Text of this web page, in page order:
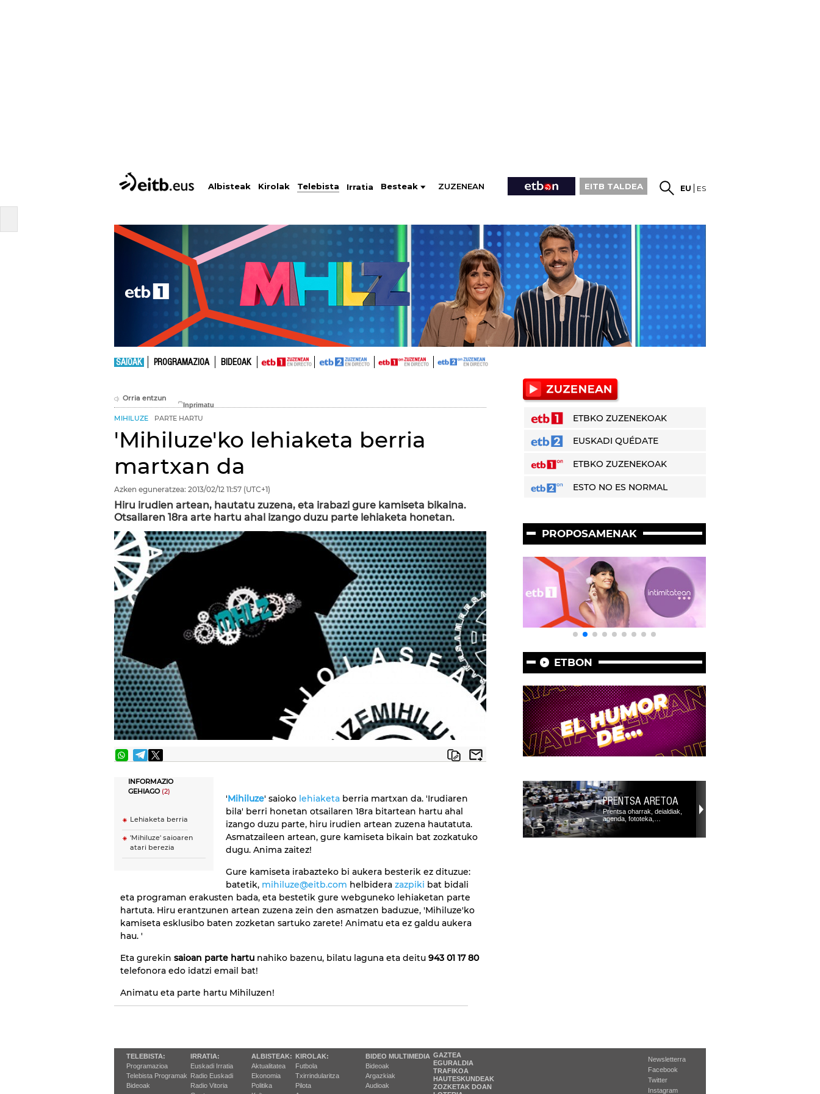
Albisteak Kirolak Telebista Irratia Besteak ZUZENEAN EITB TALDEA EU ES
SAIOAK PROGRAMAZIOA BIDEOAK
Orria entzun
MIHILUZE PARTE HARTU
'Mihiluze'ko lehiaketa berria
martxan da
Azken eguneratzea: 2013/02/12 11:57 (UTC+1)
Hiru irudien artean, hautatu zuzena, eta irabazi gure kamiseta bikaina.
Otsailaren 18ra arte hartu ahal izango duzu parte lehiaketa honetan.
INFORMAZIO
GEHIAGO(2)
Lehiaketa berria
'Mihiluze' saioaren
atari berezia
'Mihiluze' saioko lehiaketa berria martxan da. 'Irudiaren
bila' berri honetan otsailaren 18ra bitartean hartu ahal
izango duzu parte, hiru irudien artean zuzena hautatuta.
Asmatzaileen artean, gure kamiseta bikain bat zozkatuko
dugu. Anima zaitez!
Gure kamiseta irabazteko bi aukera besterik ez dituzue:
batetik, mihiluze@eitb.com helbidera zazpiki bat bidali
eta programan erakusten bada, eta bestetik gure webguneko lehiaketan parte
hartuta. Hiru erantzunen artean zuzena zein den asmatzen baduzue, 'Mihiluze'ko
kamiseta esklusibo baten zozketan sartuko zarete! Animatu eta ez galdu aukera
hau. '
Eta gurekin saioan parte hartu nahiko bazenu, bilatu laguna eta deitu 943 01 17 80
telefonora edo idatzi email bat!
Animatu eta parte hartu Mihiluzen!
ETBKO ZUZENEKOAK
EUSKADI QUÉDATE
ETBKO ZUZENEKOAK
ESTO NO ES NORMAL
PROPOSAMENAK
ETBON
PRENTSA ARETOA
Prentsa oharrak, deialdiak,
agenda, fototeka,…
TELEBISTA:
Programazioa
Telebista Programak
Bideoak
IRRATIA:
Euskadi Irratia
Radio Euskadi
Radio Vitoria
ALBISTEAK:
Aktualitatea
Ekonomia
Politika
KIROLAK:
Futbola
Txirrindularitza
Pilota
BIDEO MULTIMEDIA
Bideoak
Argazkiak
Audioak
GAZTEA
EGURALDIA
TRAFIKOA
HAUTESKUNDEAK
ZOZKETAK DOAN
Newsletterra
Facebook
Twitter
Instagram